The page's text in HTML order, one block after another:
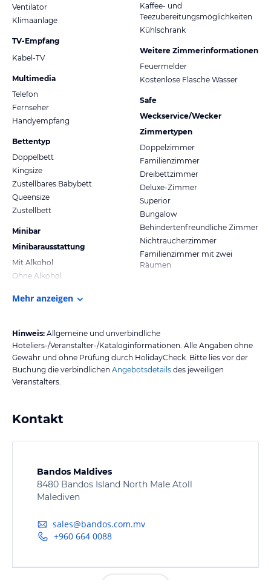
Ventilator
Klimaanlage
TV-Empfang
Kabel-TV
Multimedia
Telefon
Fernseher
Handyempfang
Bettentyp
Doppelbett
Kingsize
Zustellbares Babybett
Queensize
Zustellbett
Minibar
Minibarausstattung
Mit Alkohol
Ohne Alkohol
Kaffee- und
Teezubereitungsmöglichkeiten
Kühlschrank
Weitere Zimmerinformationen
Feuermelder
Kostenlose Flasche Wasser
Safe
Weckservice/Wecker
Zimmertypen
Doppelzimmer
Familienzimmer
Dreibettzimmer
Deluxe-Zimmer
Superior
Bungalow
Behindertenfreundliche Zimmer
Nichtraucherzimmer
Familienzimmer mit zwei
Räumen
Mehr anzeigen
Hinweis: Allgemeine und unverbindliche
Hoteliers-/Veranstalter-/Kataloginformationen. Alle Angaben ohne
Gewähr und ohne Prüfung durch HolidayCheck. Bitte lies vor der
Buchung die verbindlichen Angebotsdetails des jeweiligen
Veranstalters.
Kontakt
Bandos Maldives
8480 Bandos Island North Male Atoll
Malediven
sales@bandos.com.mv
+960 664 0088